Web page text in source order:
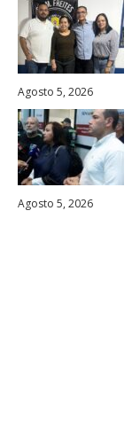
Agosto 5, 2026
Agosto 5, 2026